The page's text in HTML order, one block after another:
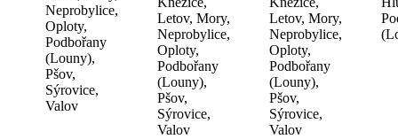
Neprobylice,
Oploty,
Podbořany
(Louny),
Pšov,
Sýrovice,
Valov
Letov, Mory,
Neprobylice,
Oploty,
Podbořany
(Louny),
Pšov,
Sýrovice,
Valov
Letov, Mory,
Neprobylice,
Oploty,
Podbořany
(Louny),
Pšov,
Sýrovice,
Valov